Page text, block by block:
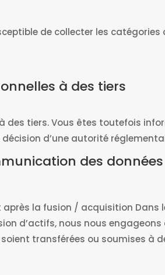
de collecter les
à des tiers
des tiers. Vous êtes toutefois
d’une autorité
des
la fusion / acquisition Dans
d’actifs, nous nous
transférées ou soumises à